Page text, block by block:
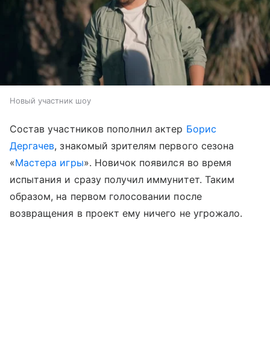
Новый участник шоу
Состав участников пополнил актер Борис
Дергачев, знакомый зрителям первого сезона
«Мастера игры». Новичок появился во время
испытания и сразу получил иммунитет. Таким
образом, на первом голосовании после
возвращения в проект ему ничего не угрожало.